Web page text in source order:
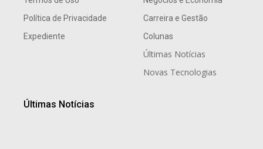
Política de Privacidade
Expediente
Carreira e Gestão
Colunas
Últimas Notícias
Novas Tecnologias
Últimas Notícias